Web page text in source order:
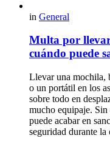
in General
Multa por llevar
cuándo puede
Llevar una mochila,
o un portátil en los
sobre todo en
mucho equipaje. Sin
puede acabar en
seguridad durante